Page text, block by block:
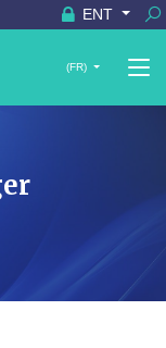
ENT
(FR)